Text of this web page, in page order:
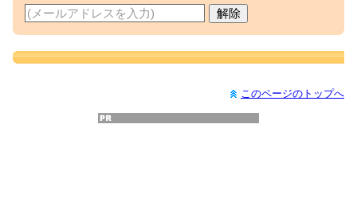
このページのトップへ